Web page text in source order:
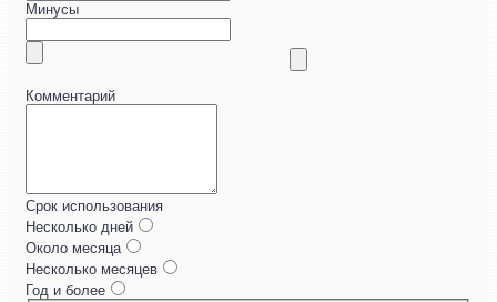
Минусы
Комментарий
Срок использования
Несколько дней
Около месяца
Несколько месяцев
Год и более